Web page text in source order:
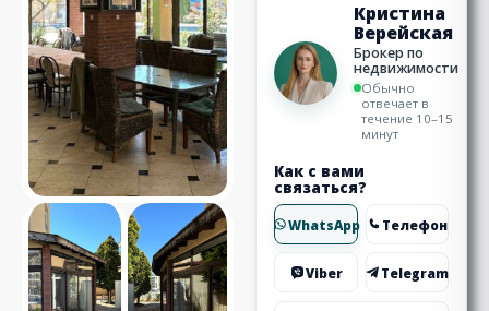
Кристина
Верейская
Брокер по
недвижимости
Обычно
отвечает в
течение 10–15
минут
Как с вами
связаться?
WhatsApp Телефон
Viber Telegram